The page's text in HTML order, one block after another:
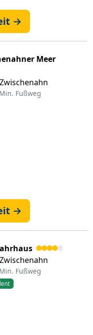
→
Meer
Fußweg
→
Fußweg